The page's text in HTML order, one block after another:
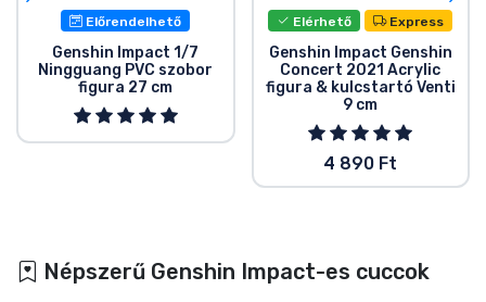
Előrendelhető
Genshin Impact 1/7
Ningguang PVC szobor
figura 27 cm
Elérhető Express
Genshin Impact Genshin
Concert 2021 Acrylic
figura & kulcstartó Venti
9 cm
4 890 Ft
Népszerű Genshin Impact-es cuccok